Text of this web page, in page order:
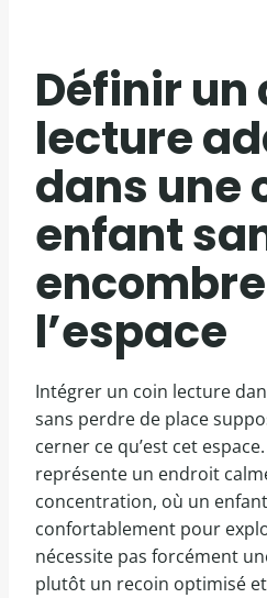
Définir un
lecture
dans une
enfant
l’espace
Intégrer un coin lecture
sans perdre de place
cerner ce qu’est cet
représente un endroit
concentration, où un
confortablement pour
nécessite pas forcément
plutôt un recoin optimisé